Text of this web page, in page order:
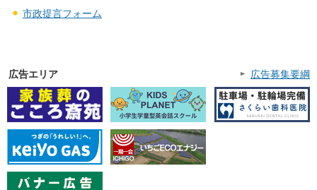
市政提言フォーム
広告エリア 広告募集要綱